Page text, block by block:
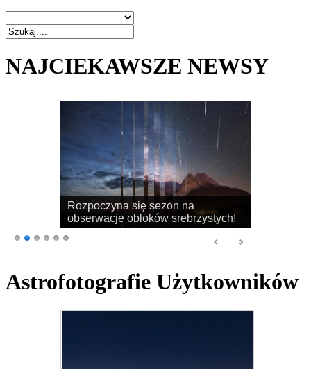
NAJCIEKAWSZE NEWSY
Rozpoczyna się sezon na
obserwacje obłoków srebrzystych!
Astrofotografie Użytkowników